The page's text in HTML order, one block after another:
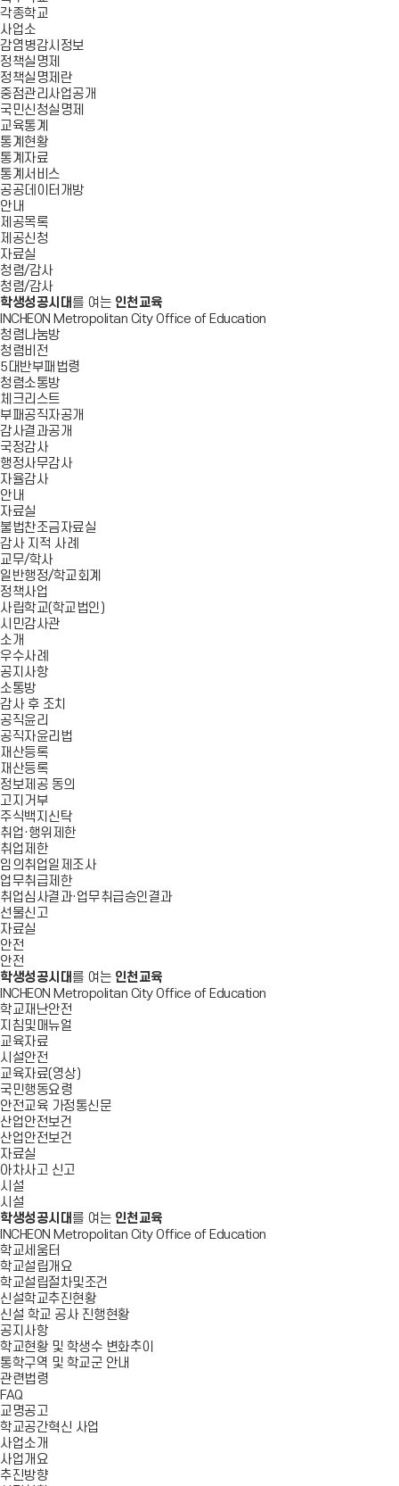
각종학교
사업소
감염병감시정보
정책실명제
정책실명제란
중점관리사업공개
국민신청실명제
교육통계
통계현황
통계자료
통계서비스
공공데이터개방
안내
제공목록
제공신청
자료실
청렴/감사
청렴/감사
학생성공시대 를 여는 인천교육
INCHEON Metropolitan City Office of Education
청렴나눔방
청렴비전
5대반부패법령
청렴소통방
체크리스트
부패공직자공개
감사결과공개
국정감사
행정사무감사
자율감사
안내
자료실
불법찬조금자료실
감사 지적 사례
교무/학사
일반행정/학교회계
정책사업
사립학교(학교법인)
시민감사관
소개
우수사례
공지사항
소통방
감사 후 조치
공직윤리
공직자윤리법
재산등록
재산등록
정보제공 동의
고지거부
주식백지신탁
취업·행위제한
취업제한
임의취업일제조사
업무취급제한
취업심사결과·업무취급승인결과
선물신고
자료실
안전
안전
학생성공시대 를 여는 인천교육
INCHEON Metropolitan City Office of Education
학교재난안전
지침및매뉴얼
교육자료
시설안전
교육자료(영상)
국민행동요령
안전교육 가정통신문
산업안전보건
산업안전보건
자료실
아차사고 신고
시설
시설
학생성공시대 를 여는 인천교육
INCHEON Metropolitan City Office of Education
학교세움터
학교설립개요
학교설립절차및조건
신설학교추진현황
신설 학교 공사 진행현황
공지사항
학교현황 및 학생수 변화추이
통학구역 및 학교군 안내
관련법령
FAQ
교명공고
학교공간혁신 사업
사업소개
사업개요
추진방향